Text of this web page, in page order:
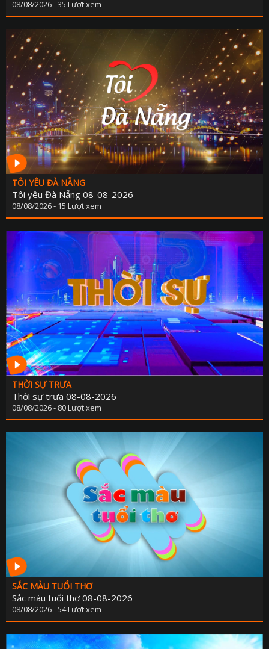
08/08/2026 - 35 Lượt xem
TÔI YÊU ĐÀ NẴNG
Tôi yêu Đà Nẵng 08-08-2026
08/08/2026 - 15 Lượt xem
THỜI SỰ TRƯA
Thời sự trưa 08-08-2026
08/08/2026 - 80 Lượt xem
SẮC MÀU TUỔI THƠ
Sắc màu tuổi thơ 08-08-2026
08/08/2026 - 54 Lượt xem